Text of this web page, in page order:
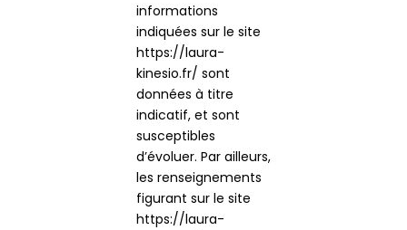
informations
indiquées sur le site
https://laura-
kinesio.fr/ sont
données à titre
indicatif, et sont
susceptibles
d’évoluer. Par ailleurs,
les renseignements
figurant sur le site
https://laura-